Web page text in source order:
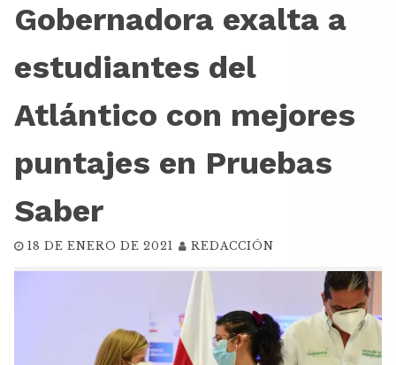
Gobernadora exalta a
estudiantes del
Atlántico con mejores
puntajes en Pruebas
Saber
18 DE ENERO DE 2021 REDACCIÓN